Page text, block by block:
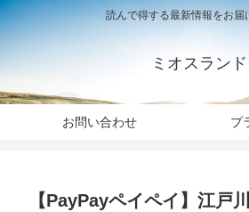
読んで得する最新情報をお届
ミオスランド
お問い合わせ プ
【PayPayペイペイ】江戸